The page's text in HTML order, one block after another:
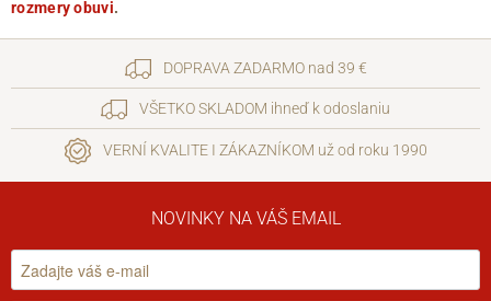
rozmery obuvi.
DOPRAVA ZADARMO nad 39 €
VŠETKO SKLADOM ihneď k odoslaniu
VERNÍ KVALITE I ZÁKAZNÍKOM už od roku 1990
NOVINKY NA VÁŠ EMAIL